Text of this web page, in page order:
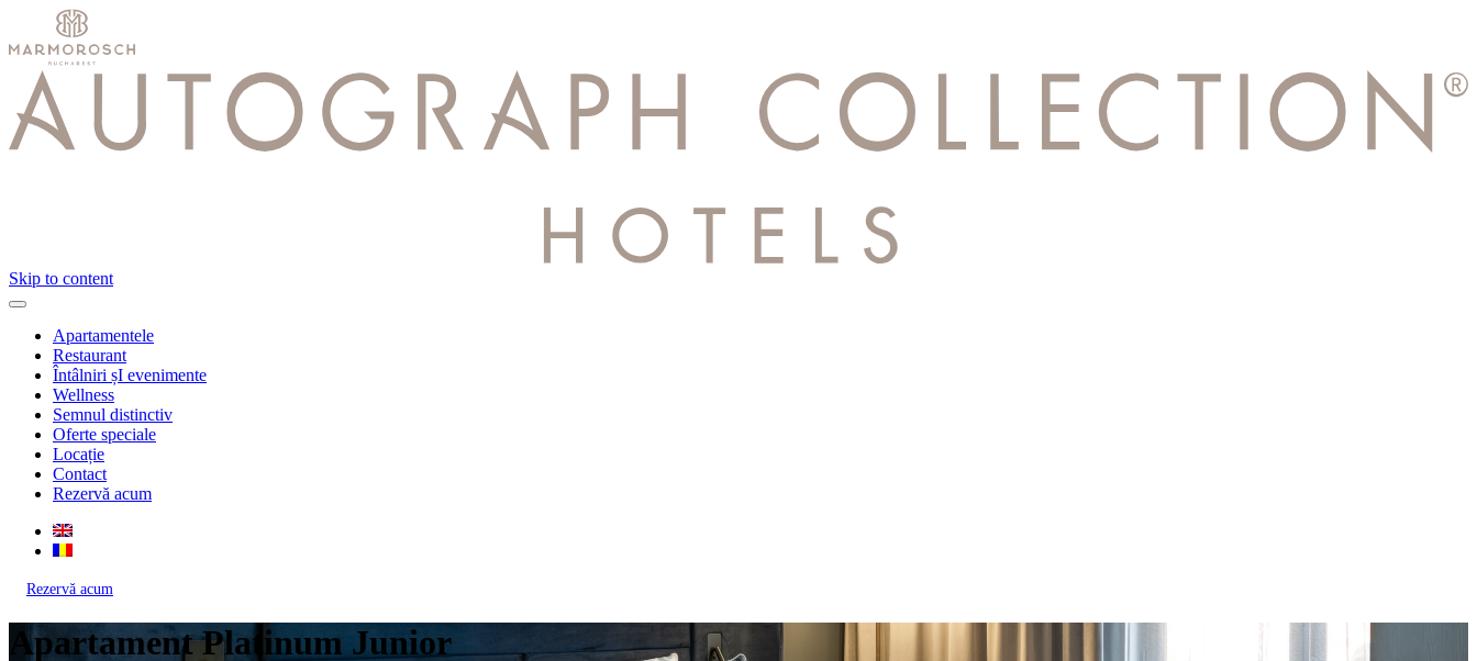
Skip to content
Apartamentele
Restaurant
Întâlniri șI evenimente
Wellness
Semnul distinctiv
Oferte speciale
Locație
Contact
Rezervă acum
Rezervă acum
Apartament Platinum Junior